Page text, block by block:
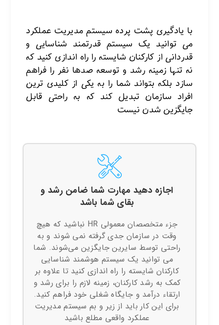
با یادگیری پشت پرده سیستم مدیریت عملکرد
می توانید یک سیستم قدرتمند شناسایی و
قدردانی از کارکنان شایسته را راه اندازی کنید که
نه تنها زمینه رشد و توسعه صدها نفر را فراهم
سازد بلکه بتواند شما را به یکی از کلیدی ترین
افراد سازمان تبدیل کند که به راحتی قابل
جایگزین شدن نیست
اجازه دهید مهارت شما ضامن رشد و
بقای شما باشد
جزء متخصصان معمولی HR نباشید که هیچ
وقت در سازمان جدی گرفته نمی شوند و به
راحتی توسط سایرین جایگزین می‌شوند. شما
می توانید یک سیستم هوشمند شناسایی
کارکنان شایسته را راه اندازی کنید تا علاوه بر
کمک به رشد کارکنان، زمینه لازم را برای رشد و
ارتقاء درآمد و جایگاه شغلی خود فراهم کنید.
برای این کار باید از زیر و بم سیستم مدیریت
عملکرد واقعی مطلع باشید